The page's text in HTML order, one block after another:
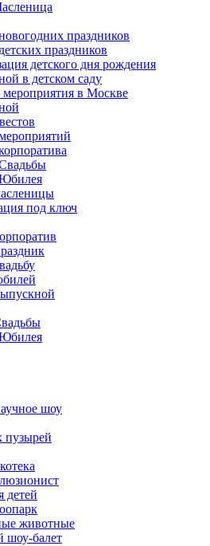
праздников
праздников
детского дня рождения
в детском саду
мероприятия в Москве
под ключ
шоу
детей
животные
шоу-балет